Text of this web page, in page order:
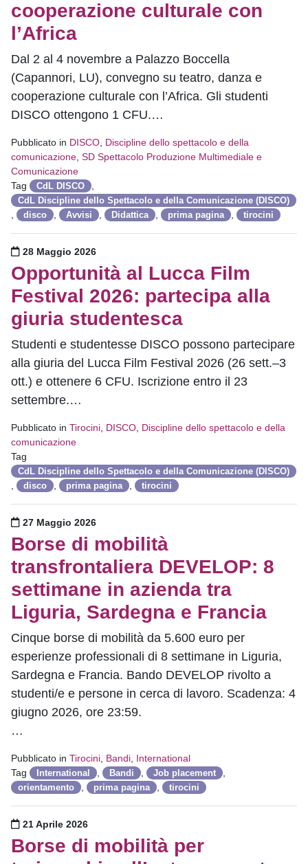
cooperazione culturale con
l’Africa
Dal 2 al 4 novembre a Palazzo Boccella
(Capannori, LU), convegno su teatro, danza e
cooperazione culturale con l’Africa. Gli studenti
DISCO ottengono 1 CFU.…
Pubblicato in DISCO Discipline dello spettacolo e della
comunicazione SD Spettacolo Produzione Multimediale e
Comunicazione
Tag
CdL DISCO
CdL Discipline dello Spettacolo e della Comunicazione (DISCO)
disco Avvisi Didattica prima pagina tirocini
Pubblicato il
28 Maggio 2026
Opportunità al Lucca Film
Festival 2026: partecipa alla
giuria studentesca
Studenti e studentesse DISCO possono partecipare
alla giuria del Lucca Film Festival 2026 (26 sett.–3
ott.) e ottenere 6 CFU. Iscrizione entro il 23
settembre.…
Pubblicato in Tirocini DISCO Discipline dello spettacolo e della
comunicazione
Tag
CdL Discipline dello Spettacolo e della Comunicazione (DISCO)
disco prima pagina tirocini
Pubblicato il
27 Maggio 2026
Borse di mobilità
transfrontaliera DEVELOP: 8
settimane in azienda tra
Liguria, Sardegna e Francia
Cinque borse di mobilità da 5.600 euro per
esperienze professionali di 8 settimane in Liguria,
Sardegna e Francia. Bando DEVELOP rivolto a
studenti/e e persone in cerca di lavoro. Scadenza: 4
giugno 2026, ore 23:59.
…
Pubblicato in Tirocini Bandi International
Tag
International Bandi Job placement
orientamento prima pagina tirocini
Pubblicato il
21 Aprile 2026
Borse di mobilità per